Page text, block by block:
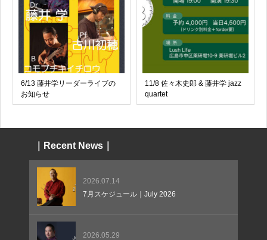
6/13 藤井学リーダーライブの
お知らせ
11/8 佐々木史郎 & 藤井学 jazz
quartet
｜Recent News｜
2026.07.14
7月スケジュール｜July 2026
2026.05.29